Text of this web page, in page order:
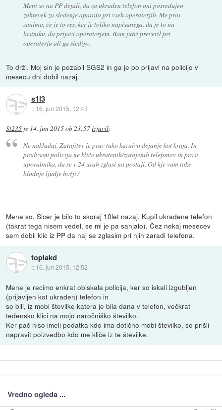
Meni so na PP dejali, da za ukraden telefon oni posredujeo
zahtevek za sledenje aparata pri vseh operaterjih. Me prav
zanima, če je to res, ker je toliko napisanega, da je to na
lastniku, da prijavi operaterjem. Bom jutri preveril pri
operaterju ali ga sledijo.
To drži. Moj sin je pozabil SGS2 in ga je po prijavi na policijo v
mesecu dni dobil nazaj.
s1l3
:: 16. jun 2015, 12:43
St235 je 14. jun 2015 ob 23:57izjavil:
Ne nakladaj. Zatajitev je prav tako kaznivo dejanje kot kraja. In
predvsem policija ne kliče ukratenih/zatajenih telefonov in prosi
uporabnika, da se v 24 urah zglasi na postaji. Od kje vam take
blodnje ljudje božji?
Mene so. Sicer je bilo to skoraj 10let nazaj. Kupil ukradene telefon
(takrat tega nisem vedel, se mi je pa sanjalo). Čez nekaj mesecev
sem dobil klic iz PP da naj se zglasim pri njih zaradi telefona.
toplakd
:: 16. jun 2015, 12:52
Mene je recimo enkrat obiskala policija, ker so iskali izgubljen
(prijavljen kot ukraden) telefon in
so bili, iz mobi številke katera je bila dana v telefon, večkrat
tedensko klici na mojo naročniško številko.
Ker pač niso imeli podatka kdo ima dotično mobi številko, so prišli
napravit poizvedbo kdo me kliče iz te številke.
Vredno ogleda ...